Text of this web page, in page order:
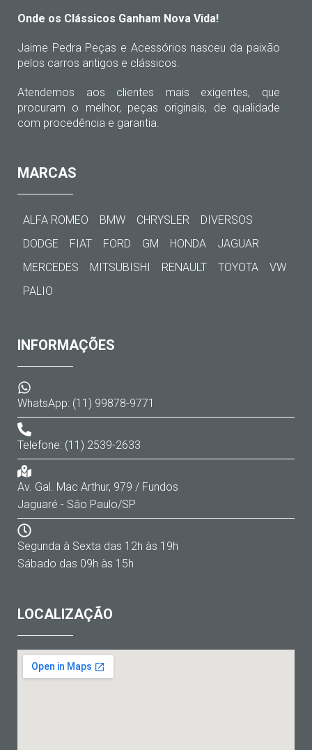
Onde os Clássicos Ganham Nova Vida!
Jaime Pedra Peças e Acessórios nasceu da paixão
pelos carros antigos e clássicos.
Atendemos aos clientes mais exigentes, que
procuram o melhor, peças originais, de qualidade
com procedência e garantia.
MARCAS
ALFA ROMEO BMW CHRYSLER
DIVERSOS
DODGE
FIAT FORD GM HONDA
JAGUAR
MERCEDES
MITSUBISHI RENAULT TOYOTA
VW
PALIO
INFORMAÇÕES
WhatsApp: (11) 99878-9771
Telefone: (11) 2539-2633
Av. Gal. Mac Arthur, 979 / Fundos
Jaguaré - São Paulo/SP
Segunda à Sexta das 12h às 19h
Sábado das 09h às 15h
LOCALIZAÇÃO